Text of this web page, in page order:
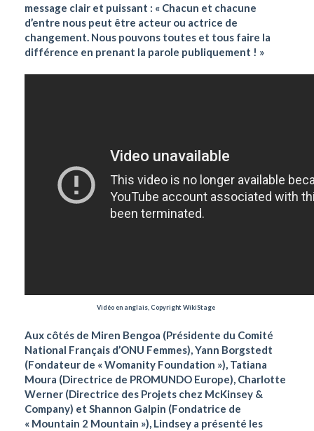
message clair et puissant : « Chacun et chacune
d’entre nous peut être acteur ou actrice de
changement. Nous pouvons toutes et tous faire la
différence en prenant la parole publiquement ! »
Vidéo en anglais, Copyright WikiStage
Aux côtés de Miren Bengoa (Présidente du Comité
National Français d’ONU Femmes), Yann Borgstedt
(Fondateur de « Womanity Foundation »), Tatiana
Moura (Directrice de PROMUNDO Europe), Charlotte
Werner (Directrice des Projets chez McKinsey &
Company) et Shannon Galpin (Fondatrice de
« Mountain 2 Mountain »), Lindsey a présenté les